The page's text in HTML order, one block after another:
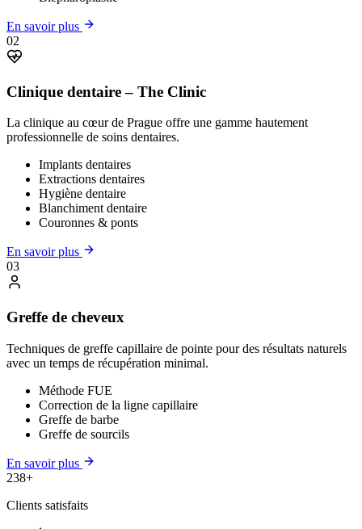
En savoir plus
02
Clinique dentaire – The Clinic
La clinique au cœur de Prague offre une gamme hautement
professionnelle de soins dentaires.
Implants dentaires
Extractions dentaires
Hygiène dentaire
Blanchiment dentaire
Couronnes & ponts
En savoir plus
03
Greffe de cheveux
Techniques de greffe capillaire de pointe pour des résultats naturels
avec un temps de récupération minimal.
Méthode FUE
Correction de la ligne capillaire
Greffe de barbe
Greffe de sourcils
En savoir plus
238+
Clients satisfaits